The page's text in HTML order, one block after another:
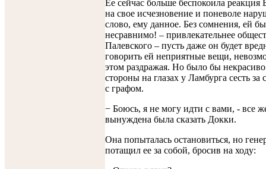
Ее сейчас больше беспокоила реакция
на свое исчезновение и поневоле
слово, ему данное. Без сомнения, ей
несравнимо! – привлекательнее
Палевского – пусть даже он будет
говорить ей неприятные вещи,
этом раздражая. Но было бы некрасиво
стороны на глазах у Ламбурга сесть за
с графом.
− Боюсь, я не могу идти с вами, - все
вынуждена была сказать Докки.
Она попыталась остановиться, но
потащил ее за собой, бросив на ходу: